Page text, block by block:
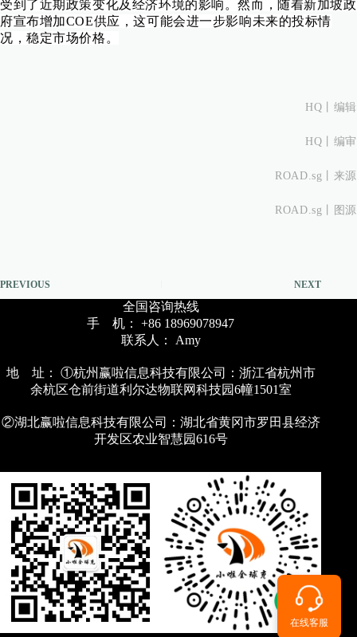
受到了近期政策变化及经济环境的影响。然而，随着新加坡政
府宣布增加COE供应，这可能会进一步影响未来的投标情
况，稳定市场价格。
HQ丨 编辑
HQ丨 编审
ROAD.sg 丨来源
ROAD.sg丨图源
PREVIOUS NEXT
全国咨询热线
手 机： +86 18969078947
联系人： Amy
地 址： ①杭州赢啦信息科技有限公司：浙江省杭州市
余杭区仓前街道利尔达物联网科技园6幢1501室
②湖北赢啦信息科技有限公司：湖北省黄冈市罗田县经济
开发区农业智慧园616号
在线客服